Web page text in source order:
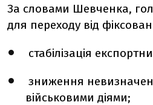
За словами Шевченка,
для переходу від
стабілізація
зниження
військовими діями;